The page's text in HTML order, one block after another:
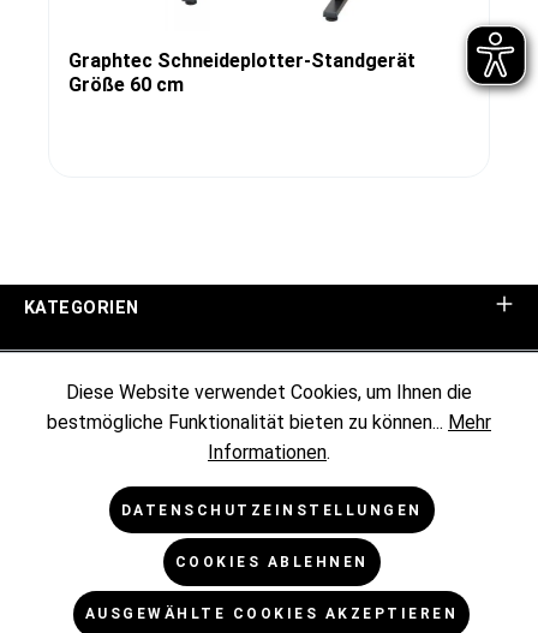
Graphtec Schneideplotter-Standgerät
Größe 60 cm
KATEGORIEN
KUNDENINFORMATIONEN
RECHTLICHES
Diese Website verwendet Cookies, um Ihnen die
bestmögliche Funktionalität bieten zu können... Mehr
Informationen.
DATENSCHUTZEINSTELLUNGEN
COOKIES ABLEHNEN
AUSGEWÄHLTE COOKIES AKZEPTIEREN